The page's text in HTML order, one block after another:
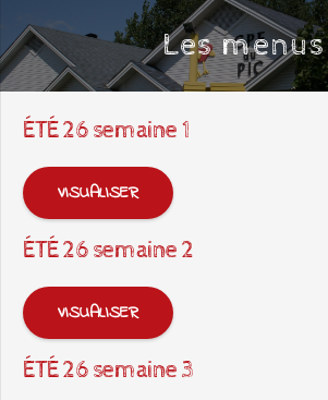
Les menus
ÉTÉ 26 semaine 1
VISUALISER
ÉTÉ 26 semaine 2
VISUALISER
ÉTÉ 26 semaine 3